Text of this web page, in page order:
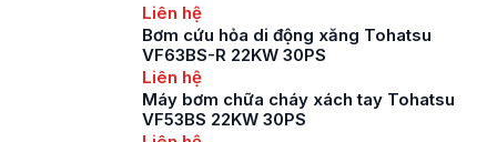
số những […]
Liên hệ
Bơm cứu hỏa di động xăng Tohatsu
VF63BS-R 22KW 30PS
Liên hệ
Máy bơm chữa cháy xách tay Tohatsu
VF53BS 22KW 30PS